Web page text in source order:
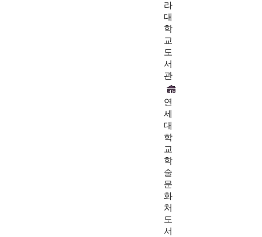
라
대
학
교
도
서
관
연
세
대
학
교
학
술
문
화
처
도
서